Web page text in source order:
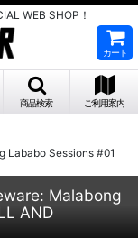
WEB SHOP！
カート
商品検索 ご利用案内
Lababo Sessions #01
Malabong
AND